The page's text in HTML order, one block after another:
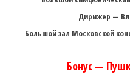
Дирижер —
Большой зал Московской
Бонус —